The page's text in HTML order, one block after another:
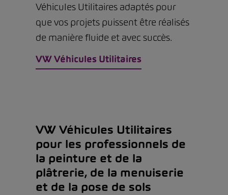
Véhicules Utilitaires adaptés pour
que vos projets puissent être réalisés
de manière fluide et avec succès.
VW Véhicules Utilitaires
VW Véhicules Utilitaires
pour les professionnels de
la peinture et de la
plâtrerie, de la menuiserie
et de la pose de sols